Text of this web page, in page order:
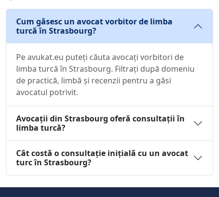
Cum găsesc un avocat vorbitor de limba
turcă în Strasbourg?
Pe avukat.eu puteți căuta avocați vorbitori de
limba turcă în Strasbourg. Filtrați după domeniu
de practică, limbă și recenzii pentru a găsi
avocatul potrivit.
Avocații din Strasbourg oferă consultații în
limba turcă?
Cât costă o consultație inițială cu un avocat
turc în Strasbourg?